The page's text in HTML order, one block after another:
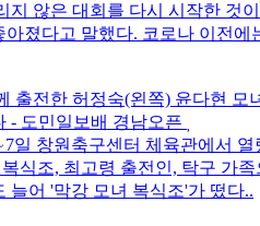
지 않은 대회를 다시 시작한
졌다고 말했다. 코로나 이전에
- 도민일보배 경남오픈
창원축구센터 체육관에서
식조, 최고령 출전인, 탁구 가
늘어 '막강 모녀 복식조'가 떴다..